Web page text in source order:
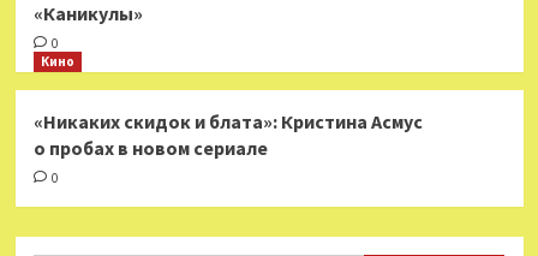
«Каникулы»
0
Кино
«Никаких скидок и блата»: Кристина Асмус
о пробах в новом сериале
0